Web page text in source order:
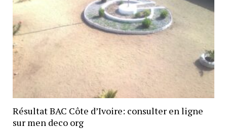
Résultat BAC Côte d’Ivoire: consulter en ligne
sur men deco org